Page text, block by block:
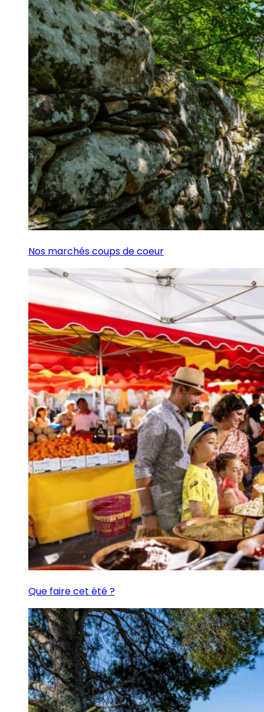
Nos marchés coups de coeur
Que faire cet été ?